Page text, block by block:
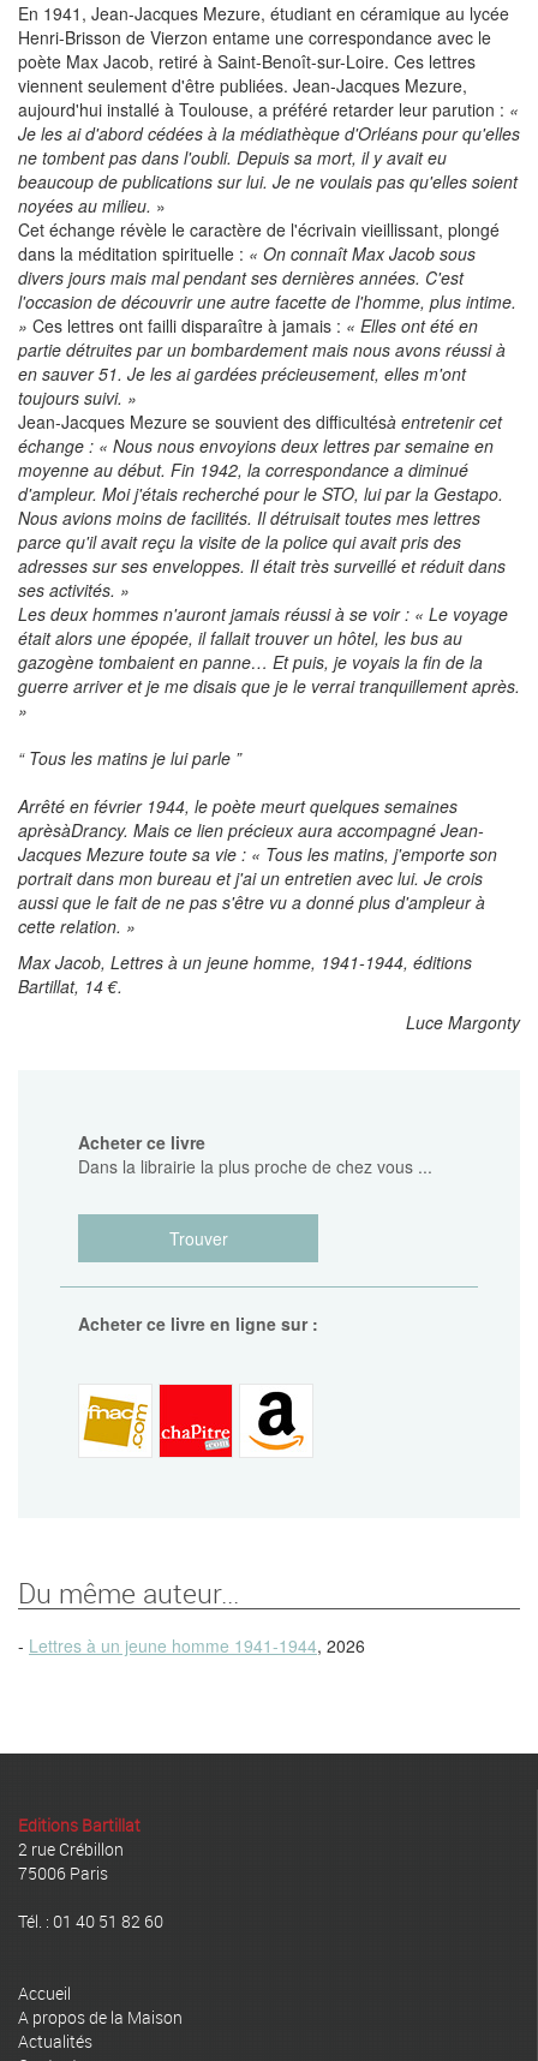
En 1941, Jean-Jacques Mezure, étudiant en céramique au lycée
Henri-Brisson de Vierzon entame une correspondance avec le
poète Max Jacob, retiré à Saint-Benoît-sur-Loire. Ces lettres
viennent seulement d'être publiées. Jean-Jacques Mezure,
aujourd'hui installé à Toulouse, a préféré retarder leur parution : «
Je les ai d'abord cédées à la médiathèque d'Orléans pour qu'elles
ne tombent pas dans l'oubli. Depuis sa mort, il y avait eu
beaucoup de publications sur lui. Je ne voulais pas qu'elles soient
noyées au milieu. »
Cet échange révèle le caractère de l'écrivain vieillissant, plongé
dans la méditation spirituelle : « On connaît Max Jacob sous
divers jours mais mal pendant ses dernières années. C'est
l'occasion de découvrir une autre facette de l'homme, plus intime.
» Ces lettres ont failli disparaître à jamais : « Elles ont été en
partie détruites par un bombardement mais nous avons réussi à
en sauver 51. Je les ai gardées précieusement, elles m'ont
toujours suivi. »
Jean-Jacques Mezure se souvient des difficultésà entretenir cet
échange : « Nous nous envoyions deux lettres par semaine en
moyenne au début. Fin 1942, la correspondance a diminué
d'ampleur. Moi j'étais recherché pour le STO, lui par la Gestapo.
Nous avions moins de facilités. Il détruisait toutes mes lettres
parce qu'il avait reçu la visite de la police qui avait pris des
adresses sur ses enveloppes. Il était très surveillé et réduit dans
ses activités. »
Les deux hommes n'auront jamais réussi à se voir : « Le voyage
était alors une épopée, il fallait trouver un hôtel, les bus au
gazogène tombaient en panne… Et puis, je voyais la fin de la
guerre arriver et je me disais que je le verrai tranquillement après.
»
“ Tous les matins je lui parle ”
Arrêté en février 1944, le poète meurt quelques semaines
aprèsàDrancy. Mais ce lien précieux aura accompagné Jean-
Jacques Mezure toute sa vie : « Tous les matins, j'emporte son
portrait dans mon bureau et j'ai un entretien avec lui. Je crois
aussi que le fait de ne pas s'être vu a donné plus d'ampleur à
cette relation. »
Max Jacob, Lettres à un jeune homme, 1941-1944, éditions
Bartillat, 14 €.
Luce Margonty
Acheter ce livre
Dans la librairie la plus proche de chez vous ...
Trouver
Acheter ce livre en ligne sur :
Du même auteur...
- Lettres à un jeune homme 1941-1944, 2026
Editions Bartillat
2 rue Crébillon
75006 Paris
Tél. : 01 40 51 82 60
Accueil
A propos de la Maison
Actualités